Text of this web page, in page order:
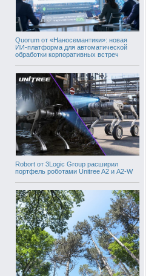
Quorum от «Наносемантики»: новая
ИИ-платформа для автоматической
обработки корпоративных встреч
Robort от 3Logic Group расширил
портфель роботами Unitree A2 и A2-W